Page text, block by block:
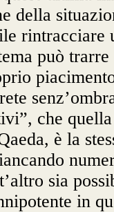
della
rintracciare
può
che
è la
sia
in